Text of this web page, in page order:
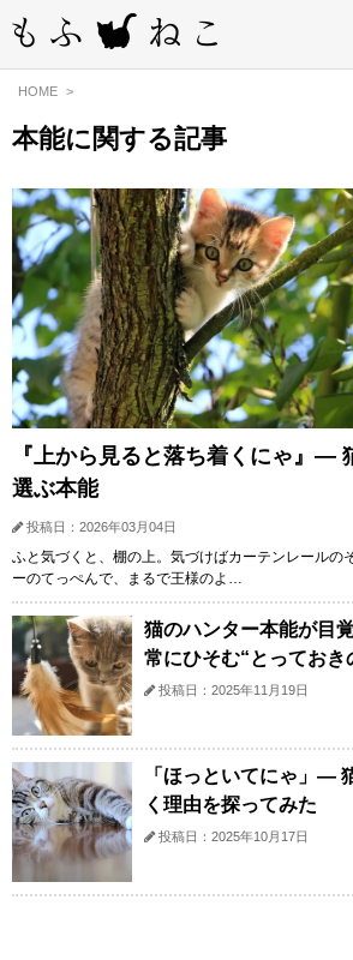
HOME
本能に関する記事
『上から見ると落ち着くにゃ』—
選ぶ本能
投稿日：2026年03月04日
ふと気づくと、棚の上。気づけばカーテンレールの
ーのてっぺんで、まるで王様のよ…
猫のハンター本能が目
常にひそむ“とっておき
投稿日：2025年11月19日
「ほっといてにゃ」—
く理由を探ってみた
投稿日：2025年10月17日